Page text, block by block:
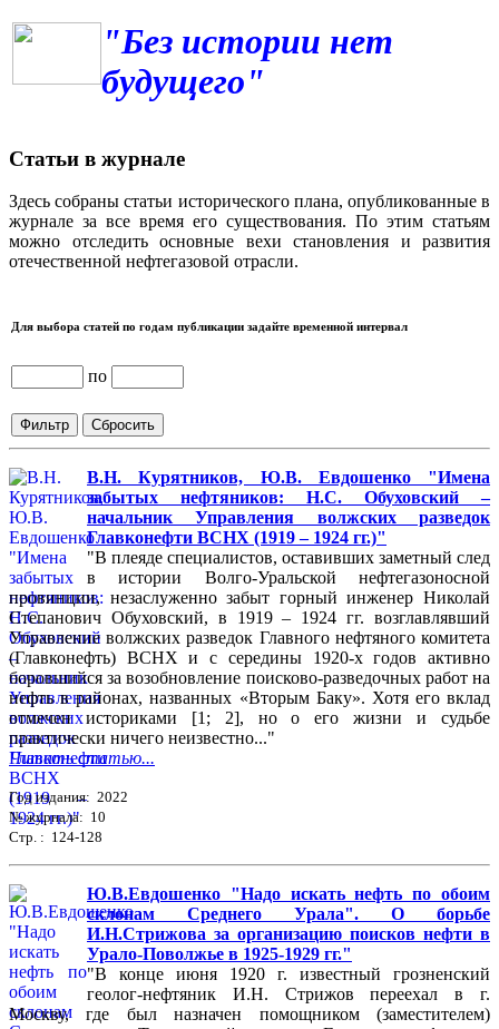
"Без истории нет
будущего"
Статьи в журнале
Здесь собраны статьи исторического плана, опубликованные в
журнале за все время его существования. По этим статьям
можно отследить основные вехи становления и развития
отечественной нефтегазовой отрасли.
Для выбора статей по годам публикации задайте временной интервал
по
В.Н. Курятников, Ю.В. Евдошенко "Имена
забытых нефтяников: Н.С. Обуховский –
начальник Управления волжских разведок
Главконефти ВСНХ (1919 – 1924 гг.)"
"В плеяде специалистов, оставивших заметный след
в истории Волго-Уральской нефтегазоносной
провинции, незаслуженно забыт горный инженер Николай
Степанович Обуховский, в 1919 – 1924 гг. возглавлявший
Управление волжских разведок Главного нефтяного комитета
(Главконефть) ВСНХ и с середины 1920-х годов активно
боровшийся за возобновление поисково-разведочных работ на
нефть в районах, названных «Вторым Баку». Хотя его вклад
отмечен историками [1; 2], но о его жизни и судьбе
практически ничего неизвестно..."
Читать статью...
Год издания: 2022
№ журнала: 10
Стр. : 124-128
Ю.В.Евдошенко "Надо искать нефть по обоим
склонам Среднего Урала". О борьбе
И.Н.Стрижова за организацию поисков нефти в
Урало-Поволжье в 1925-1929 гг."
"В конце июня 1920 г. известный грозненский
геолог-нефтяник И.Н. Стрижов переехал в г.
Москву, где был назначен помощником (заместителем)